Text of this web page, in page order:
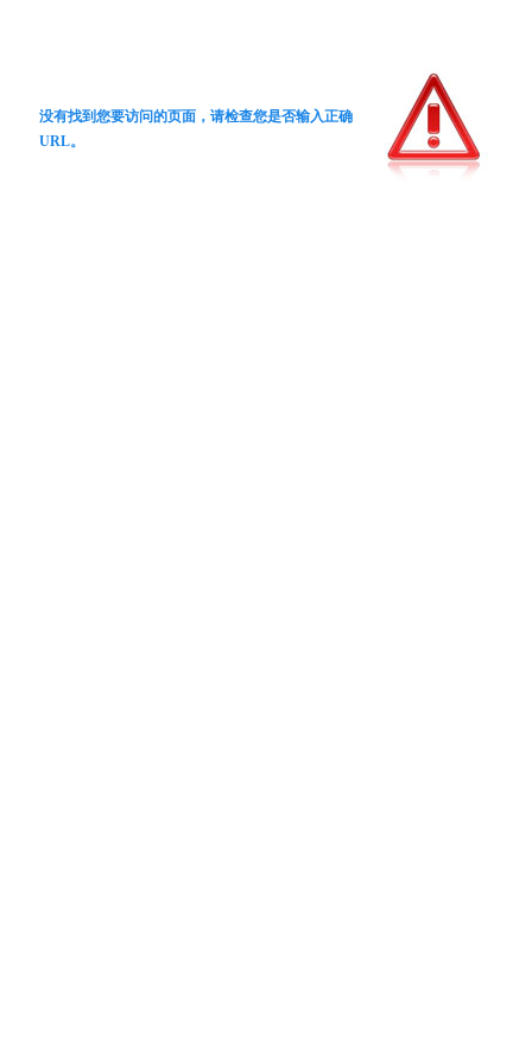
没有找到您要访问的页面，请检查您是否输入正确
URL。